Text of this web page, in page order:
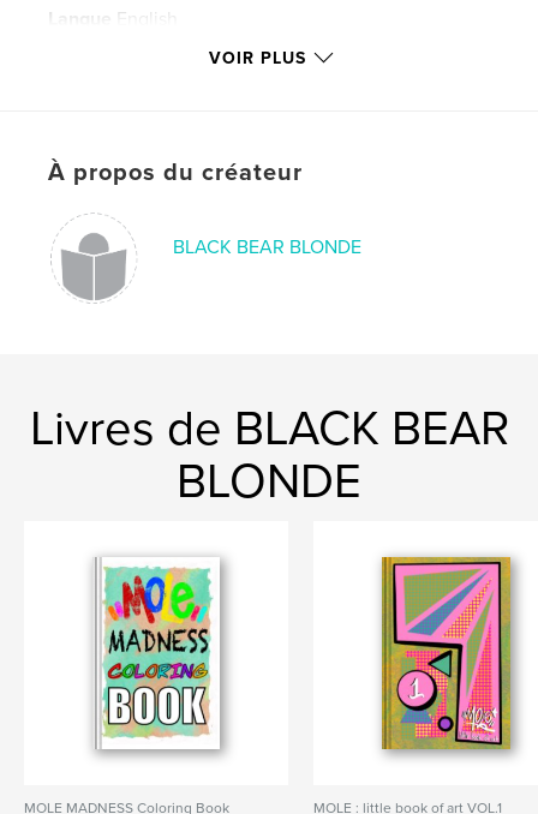
Langue
English
VOIR PLUS
À propos du créateur
BLACK BEAR BLONDE
Livres de BLACK BEAR
BLONDE
MOLE MADNESS Coloring Book MOLE : little book of art VOL.1